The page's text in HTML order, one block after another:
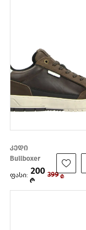
კედი
Bullboxer
ფასი: 200
₾
399 ₾